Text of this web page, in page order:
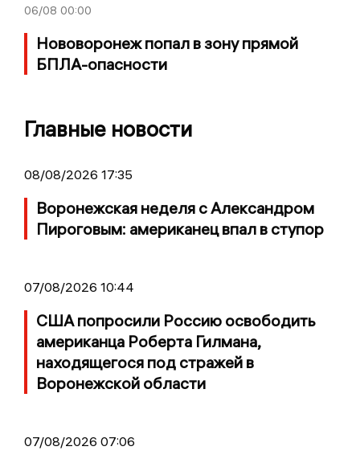
06/08 00:00
Нововоронеж попал в зону прямой
БПЛА-опасности
Главные новости
08/08/2026 17:35
Воронежская неделя с Александром
Пироговым: американец впал в ступор
07/08/2026 10:44
США попросили Россию освободить
американца Роберта Гилмана,
находящегося под стражей в
Воронежской области
07/08/2026 07:06